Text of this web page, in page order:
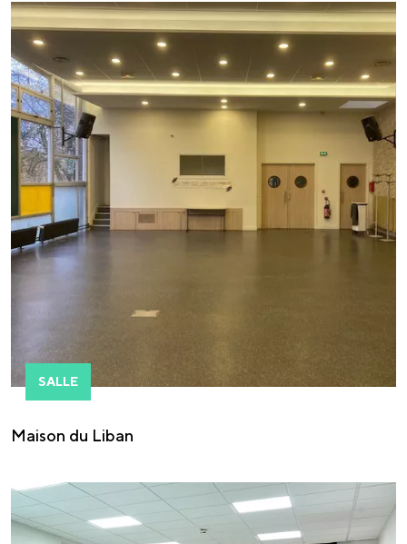
SALLE
Maison du Liban